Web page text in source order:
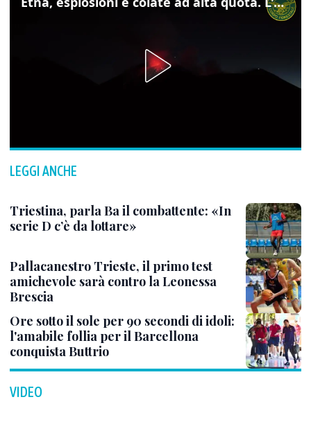
LEGGI ANCHE
Triestina, parla Ba il combattente: «In
serie D c’è da lottare»
Pallacanestro Trieste, il primo test
amichevole sarà contro la Leonessa
Brescia
Ore sotto il sole per 90 secondi di idoli:
l'amabile follia per il Barcellona
conquista Buttrio
VIDEO